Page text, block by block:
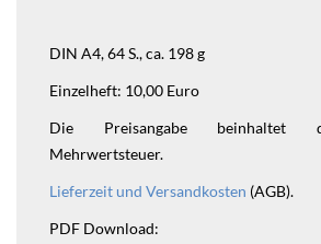
​DIN A4, 64 S., ca. 198 g
Einzelheft: 10,00 Euro
Die Preisangabe beinhaltet
Mehrwertsteuer.
Lieferzeit und Versandkosten (AGB).
PDF Download: